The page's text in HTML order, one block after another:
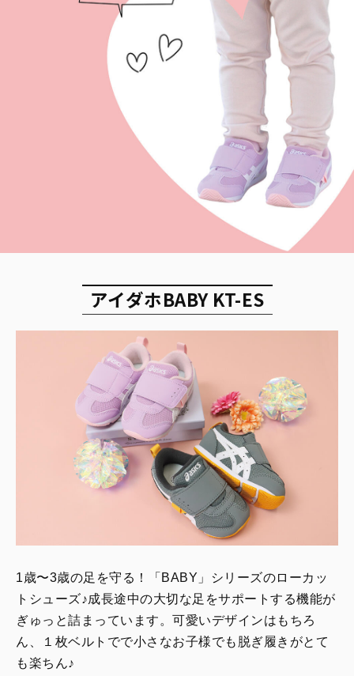
アイダホBABY KT-ES
1歳〜3歳の足を守る！「BABY」シリーズのローカッ
トシューズ♪成長途中の大切な足をサポートする機能が
ぎゅっと詰まっています。可愛いデザインはもちろ
ん、１枚ベルトでで小さなお子様でも脱ぎ履きがとて
も楽ちん♪